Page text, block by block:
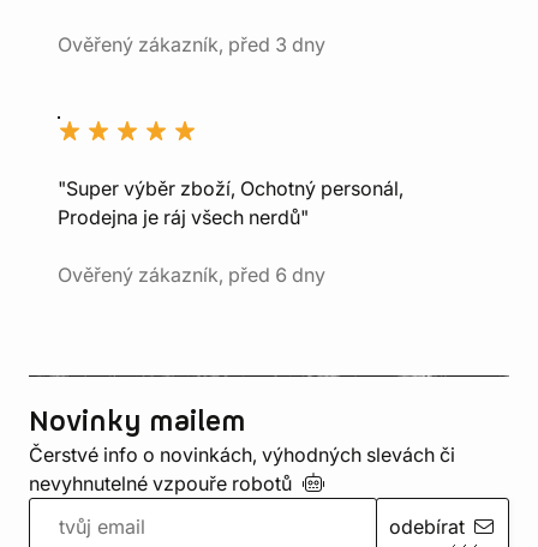
Ověřený zákazník, před 3 dny
"Super výběr zboží, Ochotný personál,
Prodejna je ráj všech nerdů"
Ověřený zákazník, před 6 dny
Novinky mailem
Čerstvé info o novinkách, výhodných slevách či
nevyhnutelné vzpouře robotů
odebírat